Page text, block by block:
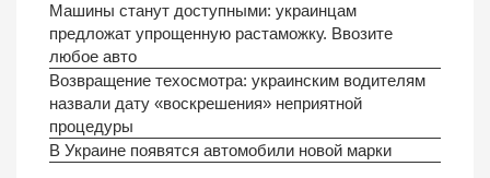
Машины станут доступными: украинцам
предложат упрощенную растаможку. Ввозите
любое авто
Возвращение техосмотра: украинским водителям
назвали дату «воскрешения» неприятной
процедуры
В Украине появятся автомобили новой марки